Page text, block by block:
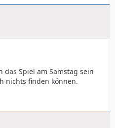
das Spiel am Samstag sein
nichts finden können.